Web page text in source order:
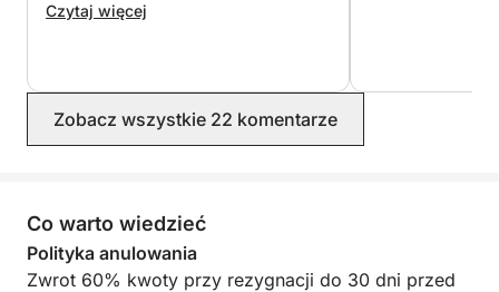
discussions agréables. Dès la
propriétaire, communication fluide et
rapide et prix sans surprise. Je
recommande sans hésiter ! Encore
Czytaj więcej
Zobacz wszystkie 22 komentarze
Co warto wiedzieć
Polityka anulowania
Zwrot 60% kwoty przy rezygnacji do 30 dni przed